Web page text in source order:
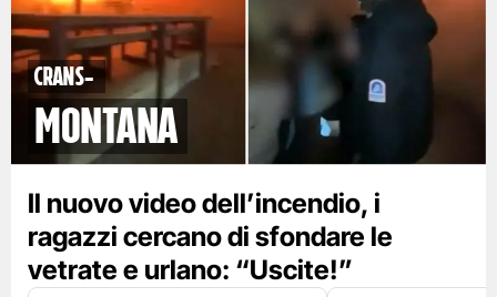
Crans-
Montana
Il nuovo video dell’incendio, i
ragazzi cercano di sfondare le
vetrate e urlano: “Uscite!”